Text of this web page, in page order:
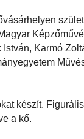
Karmó
készít.
a kő.